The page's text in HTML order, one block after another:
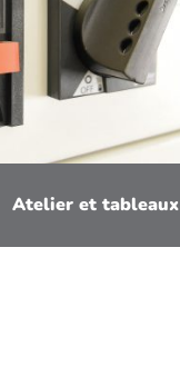
Atelier et tableaux